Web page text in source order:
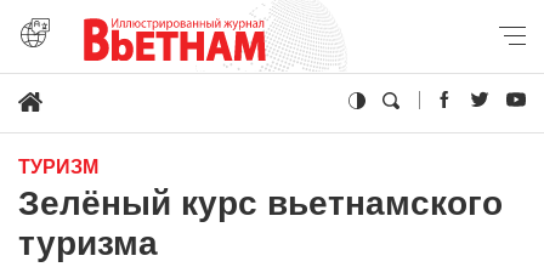
ТУРИЗМ
Зелёный курс вьетнамского
туризма